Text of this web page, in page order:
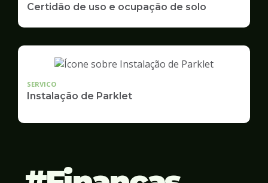
Certidão de uso e ocupação de solo
SERVICO
Instalação de Parklet